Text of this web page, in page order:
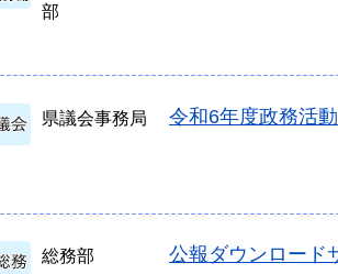
部
県議会事務局 令和6年度政務活
総務部 公報ダウンロード